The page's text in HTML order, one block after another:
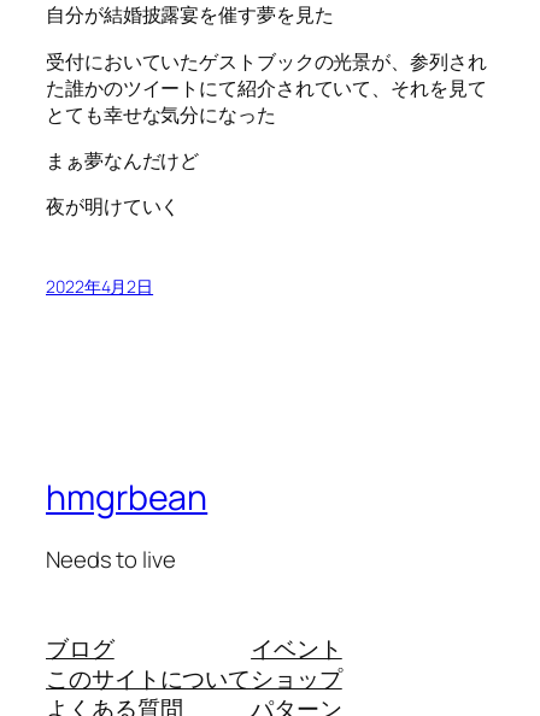
自分が結婚披露宴を催す夢を見た
受付においていたゲストブックの光景が、参列され
た誰かのツイートにて紹介されていて、それを見て
とても幸せな気分になった
まぁ夢なんだけど
夜が明けていく
2022年4月2日
hmgrbean
Needs to live
ブログ
このサイトについて
よくある質問
イベント
ショップ
パターン